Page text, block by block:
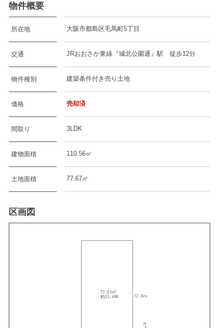
物件概要
所在地 大阪市都島区毛馬町5丁目
交通 JRおおさか東線『城北公園通』駅 徒歩12分
物件種別 建築条件付き売り土地
価格 売却済
間取り 3LDK
建物面積 110.56㎡
土地面積 77.67㎡
区画図